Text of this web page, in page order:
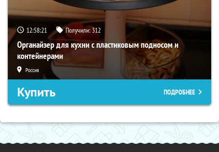
12:58:20 Получили: 312
Органайзер для кухни с пластиковым подносом и
контейнерами
Россия
Купить ПОДРОБНЕЕ